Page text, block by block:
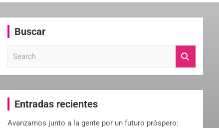
Buscar
c
Entradas recientes
Avanzamos junto a la gente por un futuro próspero: